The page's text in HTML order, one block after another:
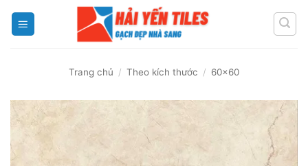
Trang chủ / Theo kích thước / 60x60